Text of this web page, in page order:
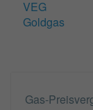
VEG
Goldgas
Gas-